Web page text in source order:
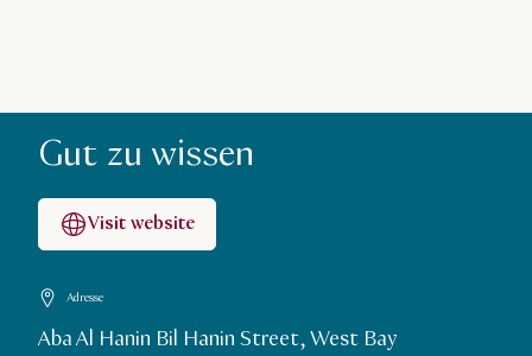
Gut zu wissen
Visit website
Adresse
Aba Al Hanin Bil Hanin Street, West Bay